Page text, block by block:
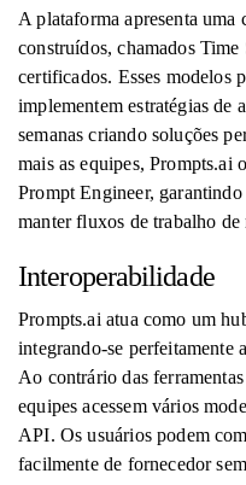
A plataforma apresenta
construídos, chamados
certificados. Esses modelos
implementem estratégias de
semanas criando soluções
mais as equipes, Prompts.ai
Prompt Engineer,
manter fluxos de trabalho
Interoperabilidade
Prompts.ai atua como um
integrando-se perfeitamente
Ao contrário das
equipes acessem vários
API. Os usuários podem
facilmente de fornecedor